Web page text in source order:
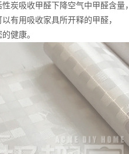
炭吸收甲醛下降空气中甲醛含量，
有用吸收家具所开释的甲醛，
健康。